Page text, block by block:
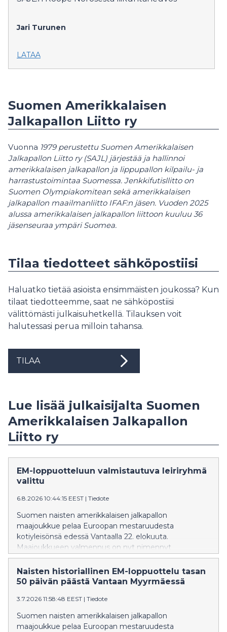
Jari Turunen
LATAA
Suomen Amerikkalaisen
Jalkapallon Liitto ry
Vuonna 1979 perustettu Suomen Amerikkalaisen
Jalkapallon Liitto ry (SAJL) järjestää ja hallinnoi
amerikkalaisen jalkapallon ja lippupallon kilpailu- ja
harrastustoimintaa Suomessa. Jenkkifutisllitto on
Suomen Olympiakomitean sekä amerikkalaisen
jalkapallon maailmanliitto IFAF:n jäsen. Vuoden 2025
alussa amerikkalaisen jalkapallon liittoon kuuluu 36
jäsenseuraa ympäri Suomea.
Tilaa tiedotteet sähköpostiisi
Haluatko tietää asioista ensimmäisten joukossa? Kun
tilaat tiedotteemme, saat ne sähköpostiisi
välittömästi julkaisuhetkellä. Tilauksen voit
halutessasi perua milloin tahansa.
TILAA
Lue lisää julkaisijalta Suomen
Amerikkalaisen Jalkapallon
Liitto ry
EM-loppuotteluun valmistautuva leiriryhmä
valittu
6.8.2026 10:44:15 EEST | Tiedote
Suomen naisten amerikkalaisen jalkapallon
maajoukkue pelaa Euroopan mestaruudesta
kotiyleisönsä edessä Vantaalla 22. elokuuta.
Maajoukkueen valmennus on nyt nimennyt
leiriryhmän, joka aloittaa valmistautumisen EM-
loppuotteluun.
Naisten historiallinen EM-loppuottelu tasan
50 päivän päästä Vantaan Myyrmäessä
3.7.2026 11:58:48 EEST | Tiedote
Suomen naisten amerikkalaisen jalkapallon
maajoukkue pelaa Euroopan mestaruudesta